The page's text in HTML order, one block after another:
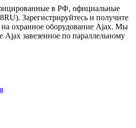
в РФ, официальные
Зарегистрируйтесь и получите
охранное оборудование Ajax. Мы
Ajax завезенное по параллельному